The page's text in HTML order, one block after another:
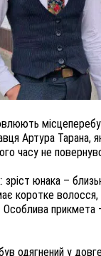
Артура Тарана,
часу не
зріст юнака –
коротке
Особлива
одягнений у